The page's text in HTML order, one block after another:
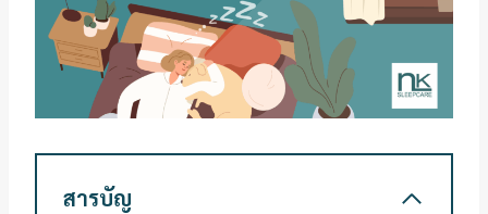
สารบัญ